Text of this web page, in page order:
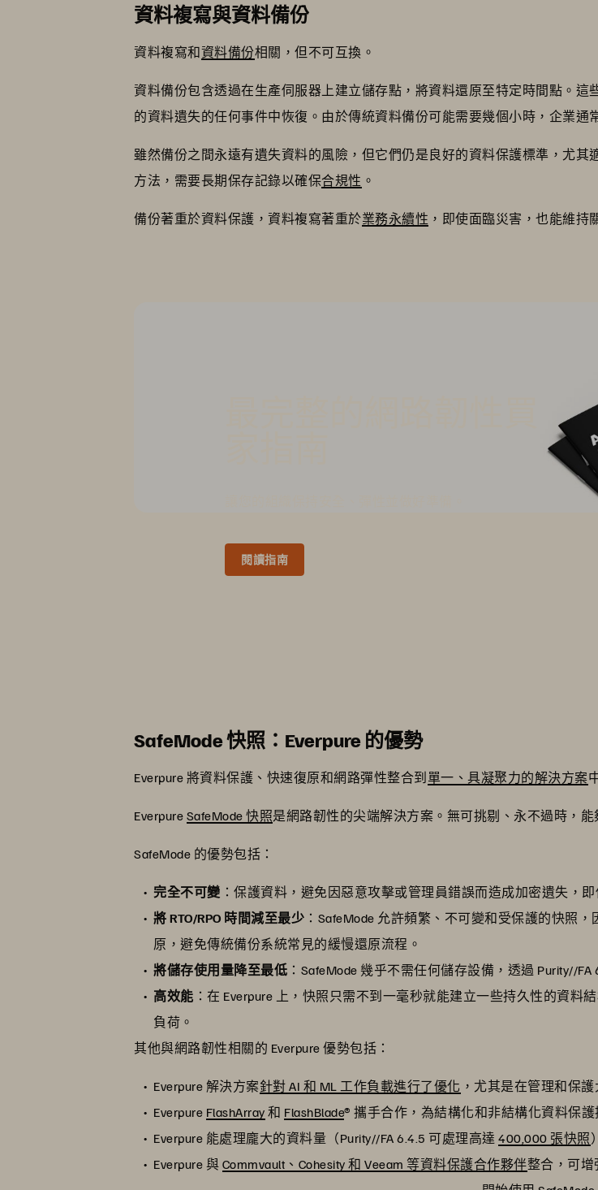
資料複寫與資料備份
資料複寫和資料備份相關，但不可互換。
資料備份包含透過在生產伺服器上建立儲存點，將資料還原至特定時間點。
的資料遺失的任何事件中恢復。由於傳統資料備份可能需要幾個小時，企業通
雖然備份之間永遠有遺失資料的風險，但它們仍是良好的資料保護標準，尤
方法，需要長期保存記錄以確保合規性 。
備份著重於資料保護，資料複寫著重於業務永續性 ，即使面臨災害，也能維持
閱讀指南
SafeMode 快照：Everpure 的優勢
Everpure 將資料保護、快速復原和網路彈性整合到單一、具凝聚力的解決方案
Everpure SafeMode 快照是網路韌性的尖端解決方案。無可挑剔、永不過時，
SafeMode 的優勢包括：
完全不可變 ：保護資料，避免因惡意攻擊或管理員錯誤而造成加密遺失，
將 RTO/RPO 時間減至最少 ：SafeMode 允許頻繁、不可變和受保護的快照
原，避免傳統備份系統常見的緩慢還原流程。
將儲存使用量降至最低 ：SafeMode 幾乎不需任何儲存設備，透過 Purity//
高效能 ：在 Everpure 上，快照只需不到一毫秒就能建立一些持久性的資料
負荷。
其他與網路韌性相關的 Everpure 優勢包括：
Everpure 解決方案針對 AI 和 ML 工作負載進行了優化 ，尤其是在管理和保
Everpure FlashArray 和 FlashBlade® 攜手合作，為結構化和非結構化資料保
Everpure 能處理龐大的資料量（Purity//FA 6.4.5 可處理高達400,000 張快照
Everpure 與 Commvault、Cohesity 和 Veeam 等資料保護合作夥伴整合，可增